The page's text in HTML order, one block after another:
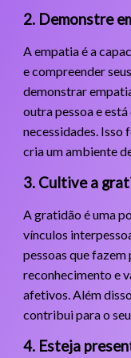
2. Demonstre
A empatia é a
e compreender
demonstrar
outra pessoa e
necessidades. Isso
cria um ambiente
3. Cultive a
A gratidão é uma
vínculos
pessoas que
reconhecimento e
afetivos. Além
contribui para o
4. Esteja